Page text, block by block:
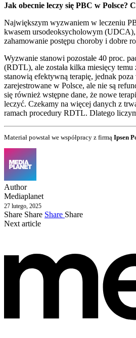
Jak obecnie leczy się PBC w Polsce?
Największym wyzwaniem w leczeniu
kwasem ursodeoksycholowym (UDCA),
zahamowanie postępu choroby i dobre
Wyzwanie stanowi pozostałe 40 proc.
(RDTL), ale została kilka miesięcy
stanowią efektywną terapię, jednak
zarejestrowane w Polsce, ale nie są
się również wstępne dane, że nowe
leczyć. Czekamy na więcej danych z
ramach procedury RDTL. Dlatego
Materiał powstał we współpracy z firmą Ipsen
Author
Mediaplanet
27 lutego, 2025
Share Share Share Share
Next article